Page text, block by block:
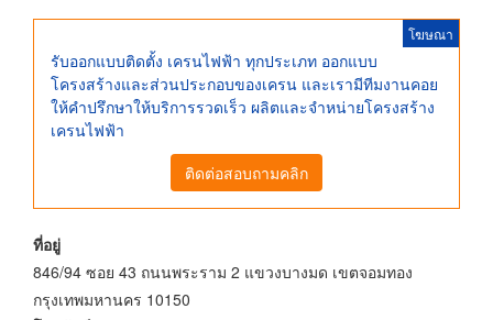
โฆษณา
รับออกแบบติดตั้ง เครนไฟฟ้า ทุกประเภท ออกแบบ
โครงสร้างและส่วนประกอบของเครน และเรามีทีมงานคอย
ให้คำปรึกษาให้บริการรวดเร็ว ผลิตและจำหน่ายโครงสร้าง
เครนไฟฟ้า
ติดต่อสอบถามคลิก
ที่อยู่
846/94 ซอย 43 ถนนพระราม 2 แขวงบางมด เขตจอมทอง
กรุงเทพมหานคร 10150